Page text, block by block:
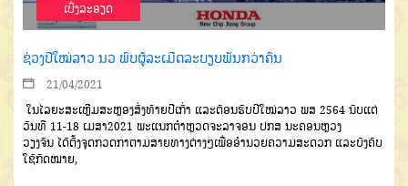
ເບີ່ງລະອຽດ
ຊ່ວງປີໃໝ່ລາວ ນວ ພົບຜູ້ລະເມີດລະບຽບພັນກວ່າຄົນ
21/04/2021
ໃນໄລຍະສະເຫຼີມສະຫຼອງສົ່ງທ້າຍປີເກົ່າ ແລະຕ້ອນຮັບປີໃໝ່ລາວ ພສ 2564 ນັບແຕ່
ວັນທີ 11-18 ເມສາ2021 ພະແນກຕໍາຫຼວດຈະລາຈອນ ປກສ ນະຄອນຫຼວງ
ວຽງຈັນ ໄດ້ຕັ້ງຈຸດກວດກາຕາມສາຍທາງຕ່າງໆເພື່ອອໍານວຍຄວາມສະດວກ ແລະບັງຄັບ
ໃຊ້ກົດໝາຍ,